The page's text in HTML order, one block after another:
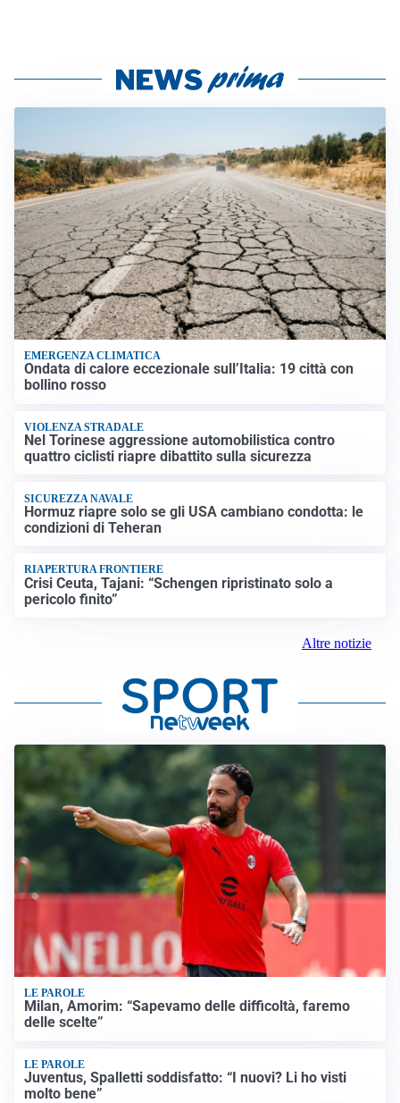
EMERGENZA CLIMATICA
Ondata di calore eccezionale sull’Italia: 19 città con
bollino rosso
VIOLENZA STRADALE
Nel Torinese aggressione automobilistica contro
quattro ciclisti riapre dibattito sulla sicurezza
SICUREZZA NAVALE
Hormuz riapre solo se gli USA cambiano condotta: le
condizioni di Teheran
RIAPERTURA FRONTIERE
Crisi Ceuta, Tajani: “Schengen ripristinato solo a
pericolo finito”
Altre notizie
LE PAROLE
Milan, Amorim: “Sapevamo delle difficoltà, faremo
delle scelte”
LE PAROLE
Juventus, Spalletti soddisfatto: “I nuovi? Li ho visti
molto bene”